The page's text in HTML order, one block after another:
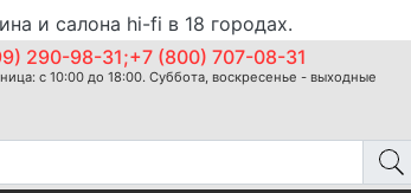
и салона hi-fi в 18 городах.
290-98-31;+7 (800) 707-08-31
с 10:00 до 18:00. Суббота, воскресенье - выходные